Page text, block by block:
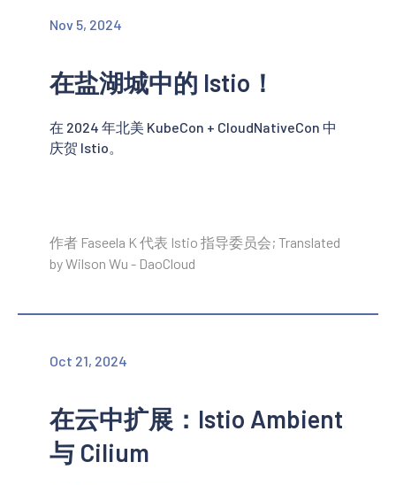
Nov 5, 2024
在盐湖城中的 Istio！
在 2024 年北美 KubeCon + CloudNativeCon 中
庆贺 Istio。
作者 Faseela K 代表 Istio 指导委员会; Translated
by Wilson Wu - DaoCloud
Oct 21, 2024
在云中扩展：Istio Ambient
与 Cilium